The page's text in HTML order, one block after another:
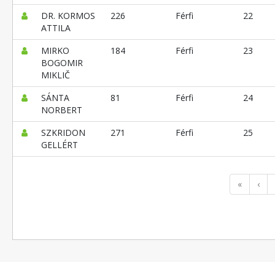
DR. KORMOS
ATTILA
226 Férfi 22
MIRKO
BOGOMIR
MIKLIČ
184 Férfi 23
SÁNTA
NORBERT
81 Férfi 24
SZKRIDON
GELLÉRT
271 Férfi 25
« ‹